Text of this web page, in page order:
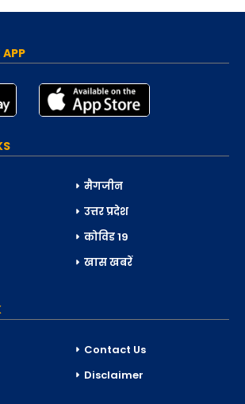
मैगजीन
उत्तर प्रदेश
कोविड 19
खास खबरें
Contact Us
Disclaimer